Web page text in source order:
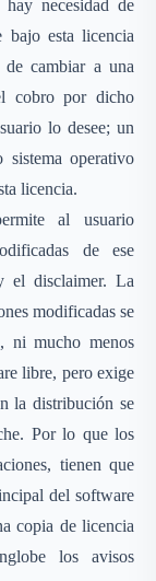
necesidad de
esta licencia
cambiar a una
cobro por dicho
lo desee; un
operativo
licencia.
al usuario
de ese
el disclaimer. La
modificadas se
ni mucho menos
libre, pero exige
la distribución se
Por lo que los
tienen que
del software
copia de licencia
los avisos